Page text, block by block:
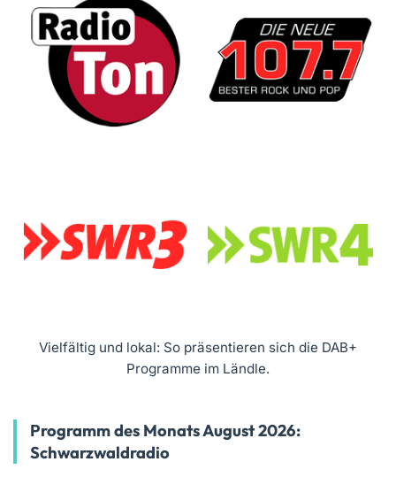
Vielfältig und lokal: So präsentieren sich die DAB+
Programme im Ländle.
Programm des Monats August 2026:
Schwarzwaldradio